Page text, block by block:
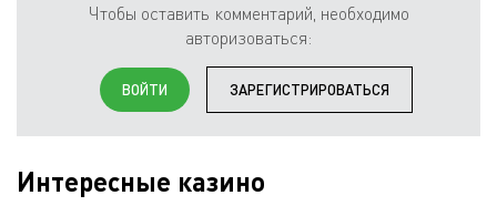
Чтобы оставить комментарий, необходимо
авторизоваться:
ВОЙТИ ЗАРЕГИСТРИРОВАТЬСЯ
Интересные казино